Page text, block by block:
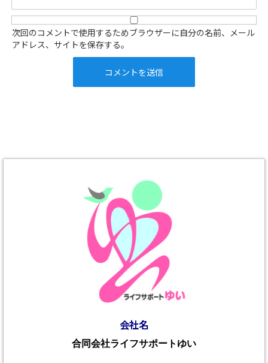
次回のコメントで使用するためブラウザーに自分の名前、メール
アドレス、サイトを保存する。
会社名
合同会社ライフサポートゆい